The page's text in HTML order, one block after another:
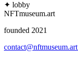
✦ lobby
NFTmuseum.art
founded 2021